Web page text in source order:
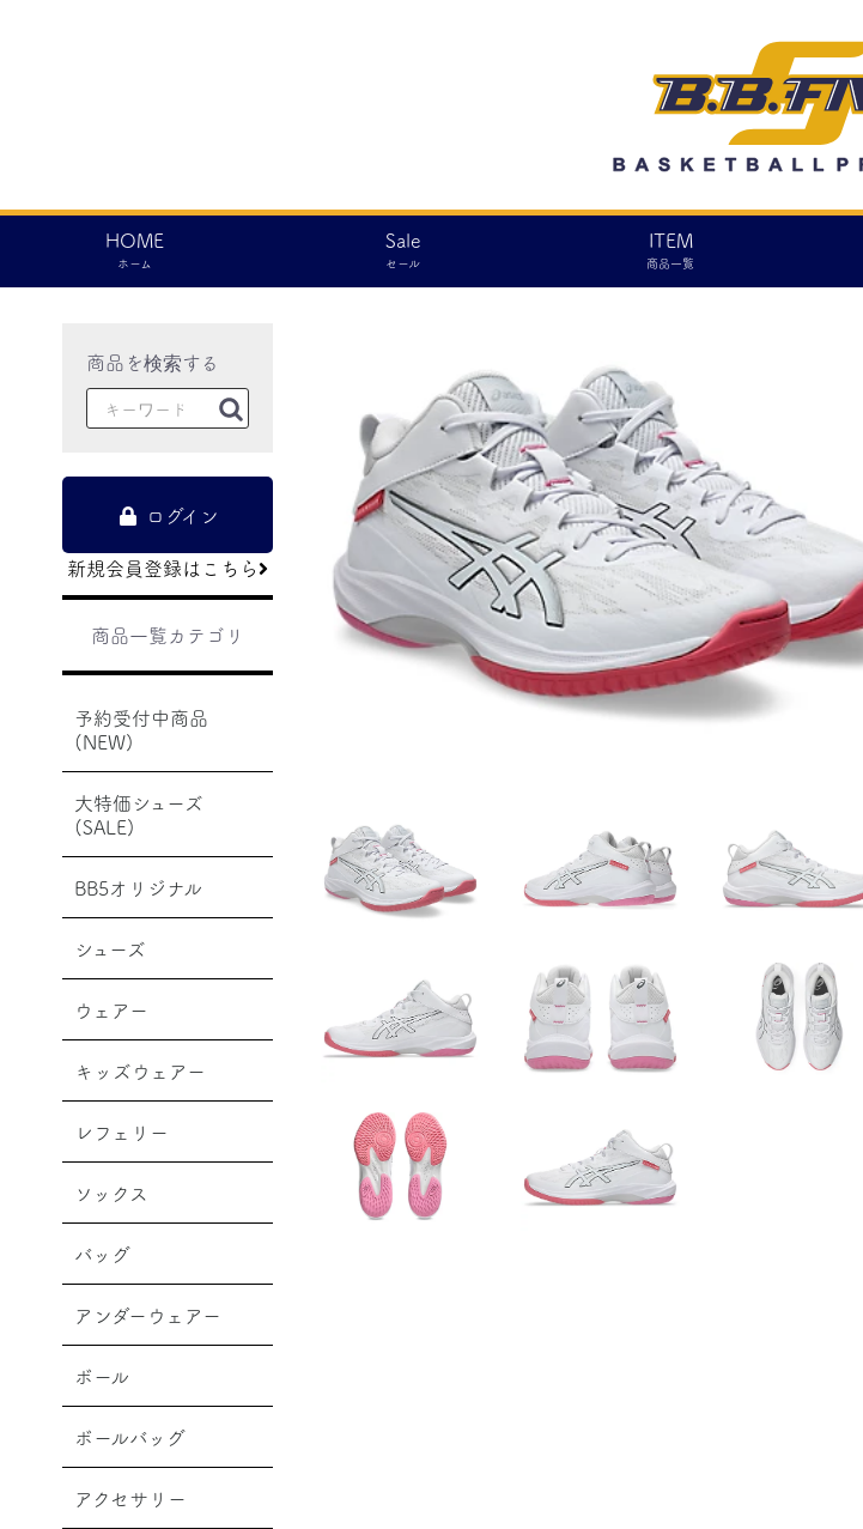
HOME
ホーム
Sale
セール
ITEM
商品一覧
ログイン
新規会員登録はこちら
商品一覧カテゴリ
予約受付中商品
(NEW)
大特価シューズ
(SALE)
BB5オリジナル
シューズ
ウェアー
キッズウェアー
レフェリー
ソックス
バッグ
アンダーウェアー
ボール
ボールバッグ
アクセサリー